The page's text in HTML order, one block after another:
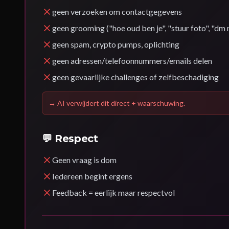
geen verzoeken om contactgegevens
geen grooming ("hoe oud ben je", "stuur foto", "dm
geen spam, crypto pumps, oplichting
geen adressen/telefoonnummers/emails delen
geen gevaarlijke challenges of zelfbeschadiging
→ AI verwijdert dit direct + waarschuwing.
💬 Respect
Geen vraag is dom
Iedereen begint ergens
Feedback = eerlijk maar respectvol